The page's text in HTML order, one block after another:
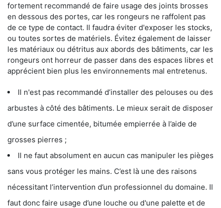
fortement recommandé de faire usage des joints brosses
en dessous des portes, car les rongeurs ne raffolent pas
de ce type de contact. Il faudra éviter d'exposer les stocks,
ou toutes sortes de matériels. Évitez également de laisser
les matériaux ou détritus aux abords des bâtiments, car les
rongeurs ont horreur de passer dans des espaces libres et
apprécient bien plus les environnements mal entretenus.
Il n'est pas recommandé d’installer des pelouses ou des
arbustes à côté des bâtiments. Le mieux serait de disposer
d’une surface cimentée, bitumée empierrée à l’aide de
grosses pierres ;
Il ne faut absolument en aucun cas manipuler les pièges
sans vous protéger les mains. C’est là une des raisons
nécessitant l’intervention d’un professionnel du domaine. Il
faut donc faire usage d’une louche ou d'une palette et de